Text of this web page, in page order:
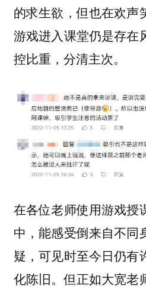
的求生欲，但也在欢声
游戏进入课堂仍是存在
控比重，分清主次。
在各位老师使用游戏授
中，能感受倒来自不同
疑，可见时至今日仍有
化陈旧。但正如大宽老